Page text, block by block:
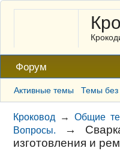
Форум
Активные темы Темы без
Кроковод →Общие
Вопросы.
→
изготовления и